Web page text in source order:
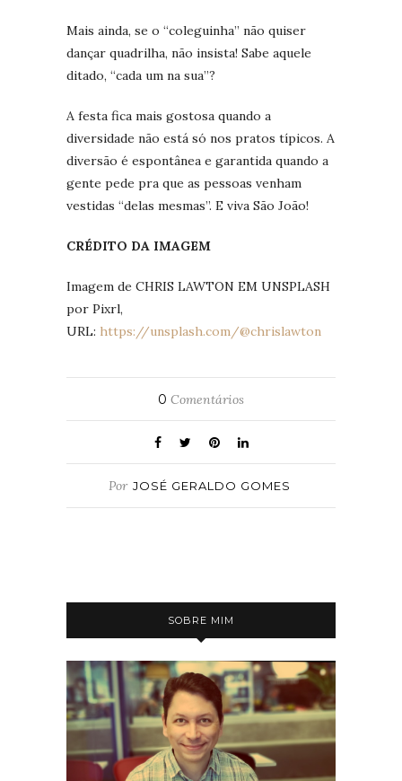
Mais ainda, se o “coleguinha” não quiser
dançar quadrilha, não insista! Sabe aquele
ditado, “cada um na sua”?
A festa fica mais gostosa quando a
diversidade não está só nos pratos típicos. A
diversão é espontânea e garantida quando a
gente pede pra que as pessoas venham
vestidas “delas mesmas”. E viva São João!
CRÉDITO DA IMAGEM
Imagem de CHRIS LAWTON EM UNSPLASH
por Pixrl,
URL: https://unsplash.com/@chrislawton
0 Comentários
Por JOSÉ GERALDO GOMES
SOBRE MIM